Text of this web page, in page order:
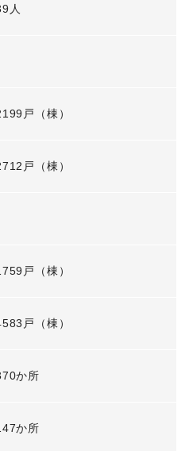
人
戸（棟）
戸（棟）
戸（棟）
戸（棟）
か所
か所